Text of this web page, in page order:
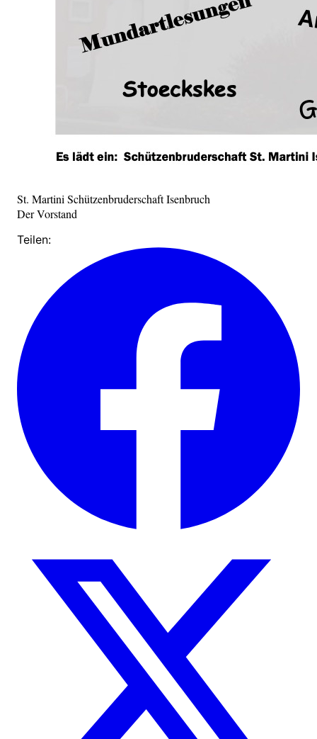
St. Martini Schützenbruderschaft Isenbruch
Der Vorstand
Teilen: